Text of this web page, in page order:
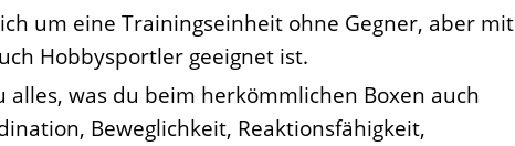
um eine Trainingseinheit ohne Gegner, aber mit
Hobbysportler geeignet ist.
alles, was du beim herkömmlichen Boxen auch
Beweglichkeit, Reaktionsfähigkeit,